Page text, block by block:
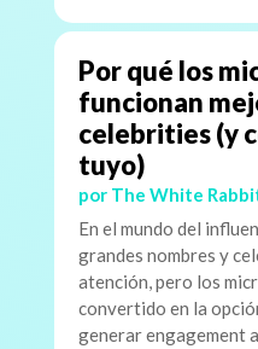
Por qué los
funcionan
celebrities (y
tuyo)
por The White
En el mundo del
grandes nombres y
atención, pero los
convertido en la
generar engagement